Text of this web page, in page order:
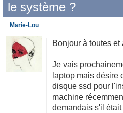
le système ?
Bonjour à toutes et
Je vais
laptop mais désire
disque ssd pour
machine
demandais s'il
Marie-Lou